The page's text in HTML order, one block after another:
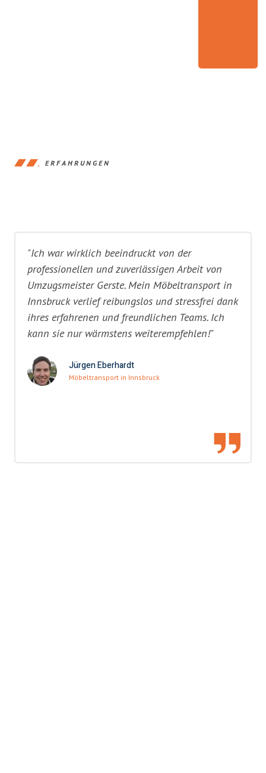
ERFAHRUNGEN
"Ich war wirklich beeindruckt von der
professionellen und zuverlässigen Arbeit von
Umzugsmeister Gerste. Mein Möbeltransport in
Innsbruck verlief reibungslos und stressfrei dank
ihres erfahrenen und freundlichen Teams. Ich
kann sie nur wärmstens weiterempfehlen!"
Jürgen Eberhardt
Möbeltransport in Innsbruck